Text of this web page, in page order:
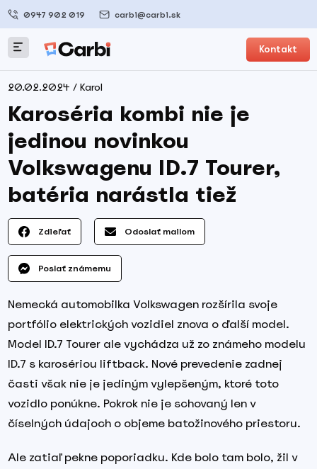
0947 902 019 carbi@carbi.sk
Kontakt
20.02.2024 / Karol
Karoséria kombi nie je
jedinou novinkou
Volkswagenu ID.7 Tourer,
batéria narástla tiež
Zdieľať Odoslať mailom
Poslať známemu
Nemecká automobilka Volkswagen rozšírila svoje
portfólio elektrických vozidiel znova o ďalší model.
Model ID.7 Tourer ale vychádza už zo známeho modelu
ID.7 s karosériou liftback. Nové prevedenie zadnej
časti však nie je jediným vylepšeným, ktoré toto
vozidlo ponúkne. Pokrok nie je schovaný len v
číselných údajoch o objeme batožinového priestoru.
Ale zatiaľ pekne poporiadku. Kde bolo tam bolo, žil v